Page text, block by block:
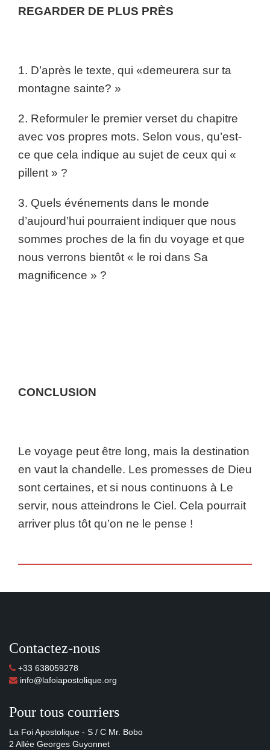
REGARDER DE PLUS PRÈS
1. D’après le texte, qui «demeurera sur ta
montagne sainte? »
2. Reformuler le premier verset du chapitre
avec vos propres mots. Selon vous, qu’est-
ce que cela indique au sujet de ceux qui «
pillent » ?
3. Quels événements dans le monde
d’aujourd’hui pourraient indiquer que nous
sommes proches de la fin du voyage et que
nous verrons bientôt « le roi dans Sa
magnificence » ?
CONCLUSION
Le voyage peut être long, mais la destination
en vaut la chandelle. Les promesses de Dieu
sont certaines, et si nous continuons à Le
servir, nous atteindrons le Ciel. Cela pourrait
arriver plus tôt qu’on ne le pense !
Contactez-nous
+33 638059278
info@lafoiapostolique.org
Pour tous courriers
La Foi Apostolique - S / C Mr. Bobo
2 Allée Georges Guyonnet